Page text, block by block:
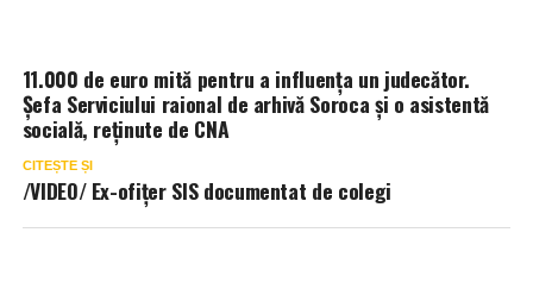
11.000 de euro mită pentru a influența un judecător.
Șefa Serviciului raional de arhivă Soroca și o asistentă
socială, reținute de CNA
CITEȘTE ȘI
/VIDEO/ Ex-ofițer SIS documentat de colegi